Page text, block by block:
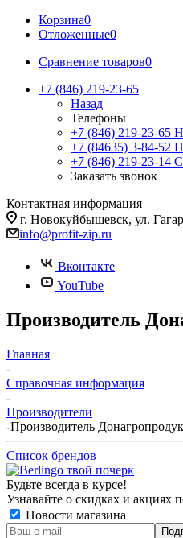
Корзина0
Отложенные0
Сравнение товаров0
+7 (846) 219-23-65
Назад
Телефоны
+7 (846) 219-23-65
+7 (84635) 3-84-52
+7 (846) 219-23-14
Заказать звонок
Контактная информация
г. Новокуйбышевск, ул.
info@profit-zip.ru
Вконтакте
YouTube
Производитель
Главная
-
Справочная информация
-
Производители
-Производитель
Список брендов
Будьте всегда в курсе!
Узнавайте о скидках и акциях
Новости магазина